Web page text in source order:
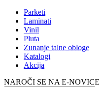
Parketi
Laminati
Vinil
Pluta
Zunanje talne obloge
Katalogi
Akcija
NAROČI SE NA E-NOVICE